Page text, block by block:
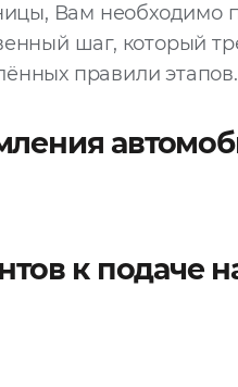
Вам необходимо
шаг, который
правили этапов.
к подаче